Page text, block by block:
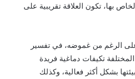
بها، تكون العلاقة تقريبية على
الرغم من غموضه، في تفسير
تكيفات دماغية فريدة
بشكل أكثر فعالية، وكذلك